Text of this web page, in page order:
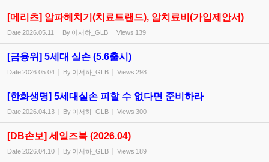
[메리츠] 암파헤치기(치료트랜드), 암치료비(가입제안서)
Date2026.05.11 By 이서하_GLB Views 139
[금융위] 5세대 실손 (5.6출시)
Date2026.05.04 By 이서하_GLB Views 298
[한화생명] 5세대실손 피할 수 없다면 준비하라
Date2026.04.13 By 이서하_GLB Views 300
[DB손보] 세일즈북 (2026.04)
Date2026.04.10 By 이서하_GLB Views 189